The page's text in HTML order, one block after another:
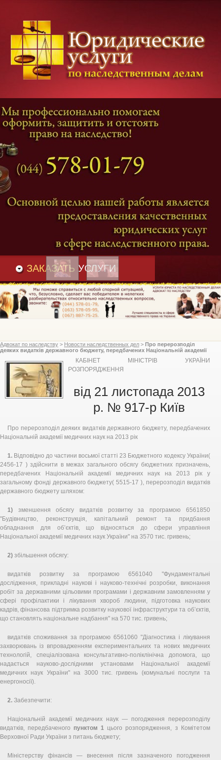
Категории дел
Наследование и Завещание
Оформление наследства
Оспаривание наследства
Адвокат наследственные дела
и Вакансии
ЗАКАЗАТЬ УСЛУГИ
Адвокат по наследству > Новости наследственных дел > Про перерозподіл
деяких видатків державного бюджету, передбачених Національній академії
КАБІНЕТ МІНІСТРІВ УКРАЇНИ
РОЗПОРЯДЖЕННЯ
від 21 листопада 2013
р. № 917-р Київ
Про перерозподіл деяких видатків державного бюджету, передбачених
Національній академії медичних наук на 2013 рік
1. Відповідно до частини восьмої статті 23 Бюджетного кодексу України(
2456-17 ) здійснити в межах загального обсягу бюджетних призначень,
передбачених Національній академії медичних наук на 2013 рік у
загальному фонді державного бюджету( 5515-17 ), перерозподіл видатків
державного бюджету шляхом:
1) зменшення обсягу видатків розвитку за програмою 6561850
"Будівництво, реконструкція, капітальний ремонт та придбання
обладнання для об’єктів, що відносяться до сфери управління
Національної академії медичних наук України" на 3570 тис. гривень;
2) збільшення обсягу:
видатків розвитку за програмою 6561040 "Фундаментальні
дослідження, прикладні наукові і науково-технічні розробки, виконання
робіт за державними цільовими програмами і державним замовленням у
сфері профілактики і лікування хвороб людини, підготовка наукових
кадрів, фінансова підтримка розвитку наукової інфраструктури та об’єктів,
що становлять національне надбання" на 570 тис. гривень;
видатків споживання за програмою 6561060 "Діагностика і лікування
захворювань із впровадженням експериментальних та нових медичних
технологій, спеціалізована консультативно-поліклінічна допомога, що
надається науково-дослідними установами Національної академії
медичних наук України" на 3000 тис. гривень (комунальні послуги та
енергоносії).
2. Забезпечити:
Національній академії медичних наук — погодження перерозподілу
видатків, передбаченого пунктом 1 цього розпорядження, з Комітетом
Верховної Ради України з питань бюджету;
Міністерству фінансів — внесення після зазначеного погодження